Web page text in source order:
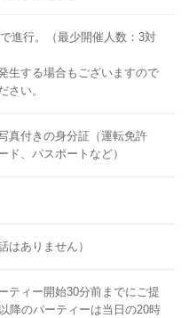
進行。（最少開催人数：3対
する場合もございますので
さい。
真付きの身分証（運転免許
ド、パスポートなど）
はありません）
ティー開始30分前までにご提
降のパーティーは当日の20時